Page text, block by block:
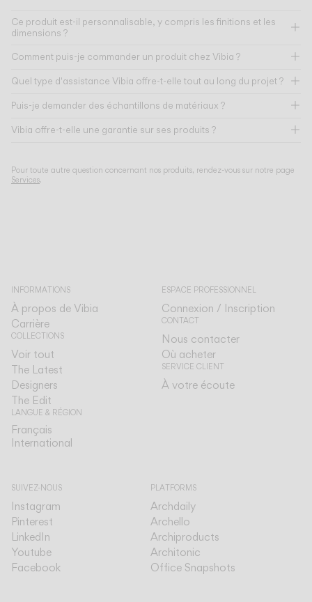
Ce produit est-il personnalisable, y compris les finitions et les
dimensions ?
Comment puis-je commander un produit chez Vibia ?
Quel type d'assistance Vibia offre-t-elle tout au long du projet ?
Puis-je demander des échantillons de matériaux ?
Vibia offre-t-elle une garantie sur ses produits ?
Pour toute autre question concernant nos produits, rendez-vous sur notre page
Services.
INFORMATIONS
À propos de Vibia
Carrière
COLLECTIONS
Voir tout
The Latest
Designers
The Edit
LANGUE & RÉGION
Français
International
ESPACE PROFESSIONNEL
Connexion / Inscription
CONTACT
Nous contacter
Où acheter
SERVICE CLIENT
À votre écoute
SUIVEZ-NOUS
Instagram
Pinterest
LinkedIn
Youtube
Facebook
PLATFORMS
Archdaily
Archello
Archiproducts
Architonic
Office Snapshots